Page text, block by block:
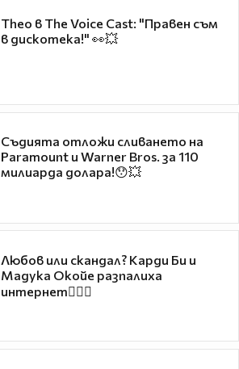
Theo в The Voice Cast: "Правен съм
в дискотека!" 👀💥
Съдията отложи сливането на
Paramount и Warner Bros. за 110
милиарда долара!😯💥
Любов или скандал? Карди Би и
Мадука Окойе разпалиха
интернет❤️‍🔥🔥